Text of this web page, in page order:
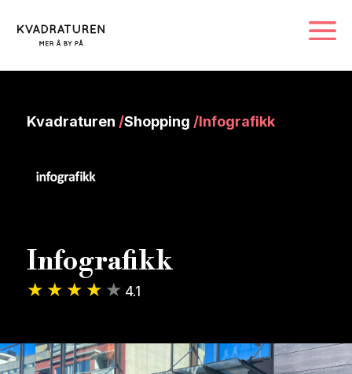
Kvadraturen /Shopping /Infografikk
Infografikk
4.1